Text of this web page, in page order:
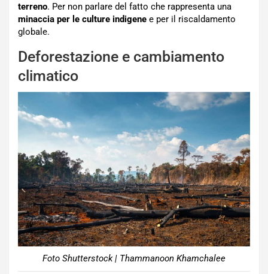
terreno. Per non parlare del fatto che rappresenta una
minaccia per le culture indigene e per il riscaldamento
globale.
Deforestazione e cambiamento
climatico
Foto Shutterstock | Thammanoon Khamchalee